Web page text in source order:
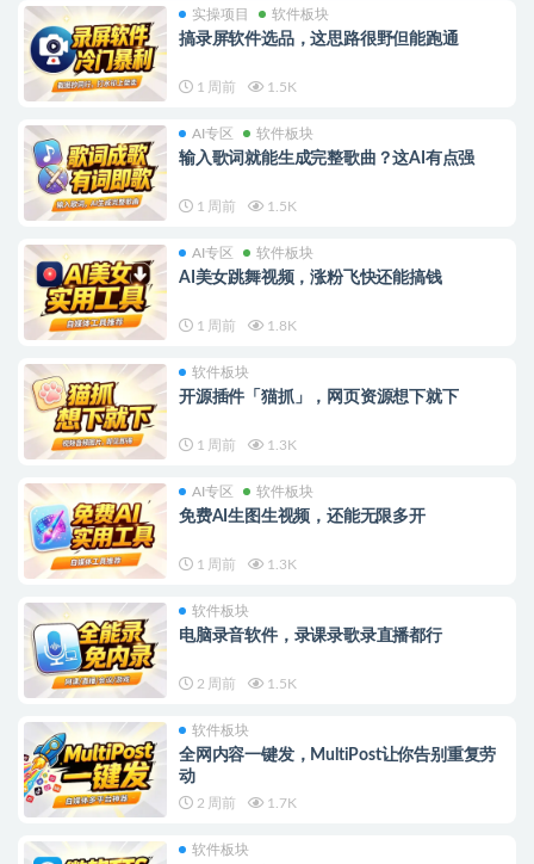
实操项目 软件板块
搞录屏软件选品，这思路很野但能跑通
1 周前 1.5K
AI专区 软件板块
输入歌词就能生成完整歌曲？这AI有点强
1 周前 1.5K
AI专区 软件板块
AI美女跳舞视频，涨粉飞快还能搞钱
1 周前 1.8K
软件板块
开源插件「猫抓」，网页资源想下就下
1 周前 1.3K
AI专区 软件板块
免费AI生图生视频，还能无限多开
1 周前 1.3K
软件板块
电脑录音软件，录课录歌录直播都行
2 周前 1.5K
软件板块
全网内容一键发，MultiPost让你告别重复劳
动
2 周前 1.7K
软件板块